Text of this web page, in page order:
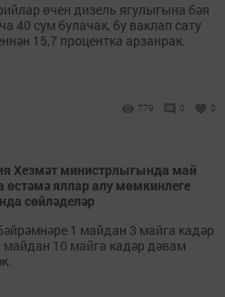
өчен дизель ягулыгына бәя
40 сум булачак, бу ваклап сату
15,7 процентка арзанрак.
779 0 0
Хезмәт министрлыгында май
өстәмә яллар алу мөмкинлеге
сөйләделәр
1 майдан 3 майга кадәр
майдан 10 майга кадәр дәвам